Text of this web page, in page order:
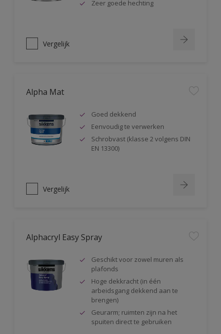
Zeer goede hechting
Vergelijk
Alpha Mat
Goed dekkend
Eenvoudig te verwerken
Schrobvast (klasse 2 volgens DIN
EN 13300)
Vergelijk
Alphacryl Easy Spray
Geschikt voor zowel muren als
plafonds
Hoge dekkracht (in één
arbeidsgang dekkend aan te
brengen)
Geurarm; ruimten zijn na het
spuiten direct te gebruiken